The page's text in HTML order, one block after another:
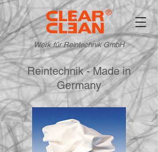
Werk für Reintechnik GmbH
Reintechnik - Made in
Germany